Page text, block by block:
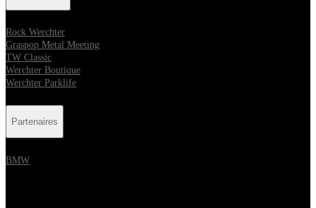
Rock Werchter
Graspop Metal Meeting
TW Classic
Werchter Boutique
Werchter Parklife
Partenaires
BMW